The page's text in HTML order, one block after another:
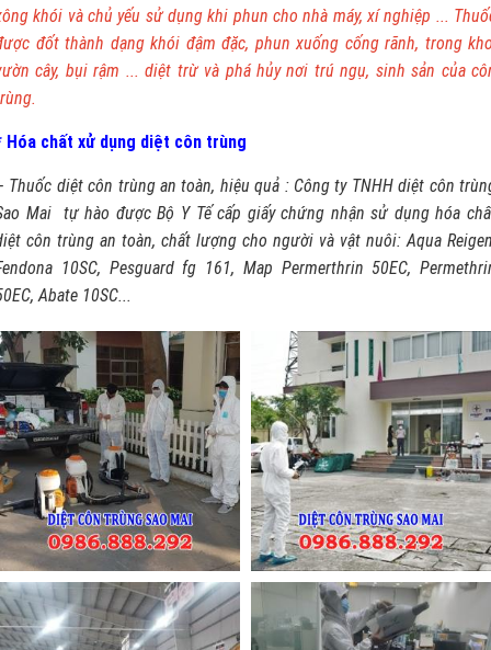
khói và chủ yếu sử dụng khi phun cho nhà máy, xí nghiệp ...
đốt thành dạng khói đậm đặc, phun xuống cống rãnh, trong
cây, bụi rậm ... diệt trừ và phá hủy nơi trú ngụ, sinh sản của
Hóa chất xử dụng diệt côn trùng
Thuốc diệt côn trùng an toàn, hiệu quả : Công ty TNHH diệt côn
Mai tự hào được Bộ Y Tế cấp giấy chứng nhận sử dụng hóa
côn trùng an toàn, chất lượng cho người và vật nuôi: Aqua
10SC, Pesguard fg 161, Map Permerthrin 50EC,
Abate 10SC...